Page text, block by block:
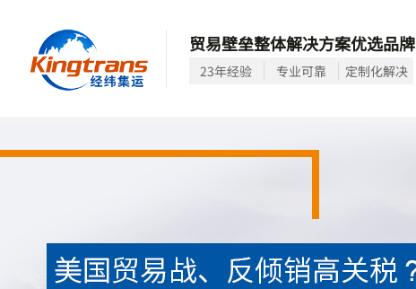
贸易壁垒整体解决方案优选品牌
23年经验 专业可靠 定制化解决